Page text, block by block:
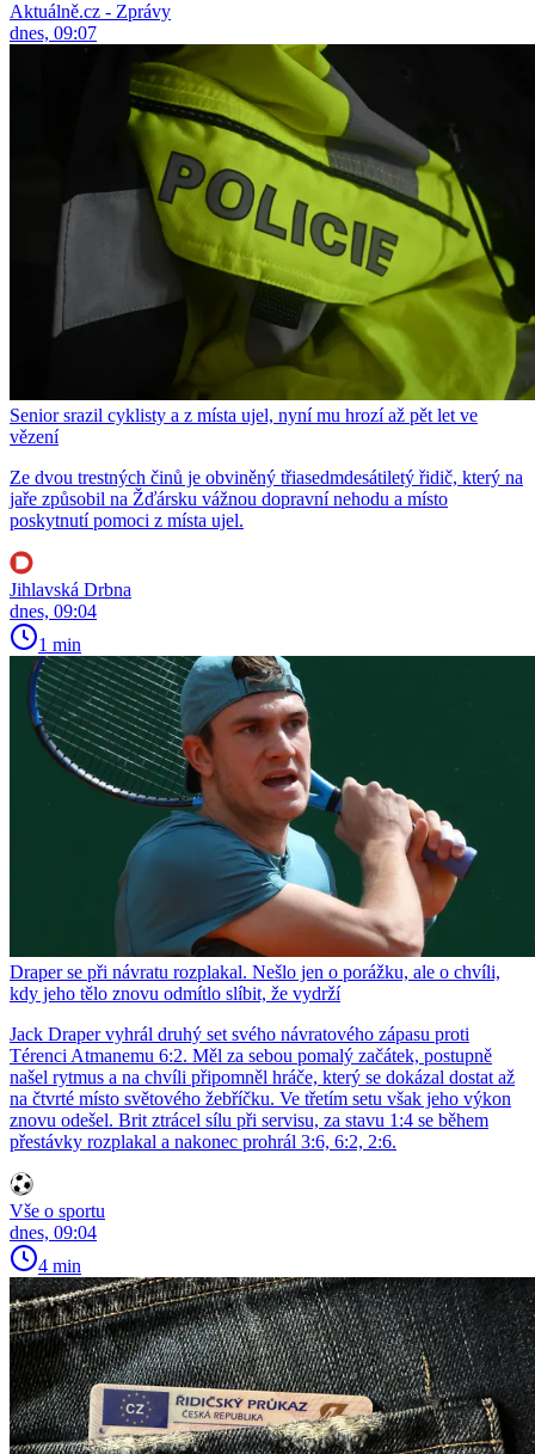
Aktuálně.cz - Zprávy
dnes, 09:07
Senior srazil cyklisty a z místa ujel, nyní mu hrozí až pět let ve
vězení
Ze dvou trestných činů je obviněný třiasedmdesátiletý řidič, který na
jaře způsobil na Žďársku vážnou dopravní nehodu a místo
poskytnutí pomoci z místa ujel.
Jihlavská Drbna
dnes, 09:04
1 min
Draper se při návratu rozplakal. Nešlo jen o porážku, ale o chvíli,
kdy jeho tělo znovu odmítlo slíbit, že vydrží
Jack Draper vyhrál druhý set svého návratového zápasu proti
Térenci Atmanemu 6:2. Měl za sebou pomalý začátek, postupně
našel rytmus a na chvíli připomněl hráče, který se dokázal dostat až
na čtvrté místo světového žebříčku. Ve třetím setu však jeho výkon
znovu odešel. Brit ztrácel sílu při servisu, za stavu 1:4 se během
přestávky rozplakal a nakonec prohrál 3:6, 6:2, 2:6.
Vše o sportu
dnes, 09:04
4 min